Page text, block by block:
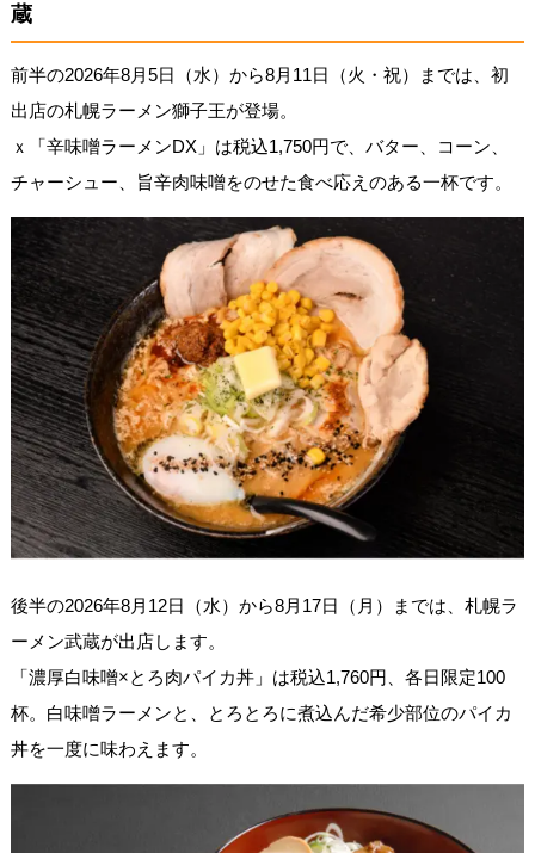
蔵
前半の2026年8月5日（水）から8月11日（火・祝）までは、初
出店の札幌ラーメン獅子王が登場。
ｘ「辛味噌ラーメンDX」は税込1,750円で、バター、コーン、
チャーシュー、旨辛肉味噌をのせた食べ応えのある一杯です。
後半の2026年8月12日（水）から8月17日（月）までは、札幌ラ
ーメン武蔵が出店します。
「濃厚白味噌×とろ肉パイカ丼」は税込1,760円、各日限定100
杯。白味噌ラーメンと、とろとろに煮込んだ希少部位のパイカ
丼を一度に味わえます。